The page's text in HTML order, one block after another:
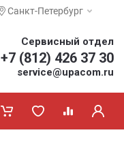
Санкт-Петербург
Сервисный отдел
+7 (812) 426 37 30
service@upacom.ru